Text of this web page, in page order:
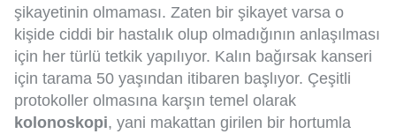
şikayetinin olmaması. Zaten bir şikayet varsa o
kişide ciddi bir hastalık olup olmadığının anlaşılması
için her türlü tetkik yapılıyor. Kalın bağırsak kanseri
için tarama 50 yaşından itibaren başlıyor. Çeşitli
protokoller olmasına karşın temel olarak
kolonoskopi, yani makattan girilen bir hortumla